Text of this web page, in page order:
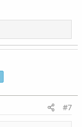
#7